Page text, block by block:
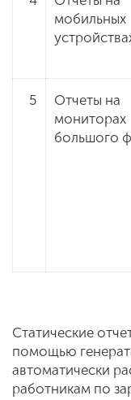
мобильных
5
Отчеты на
мониторах
большого
Статические
помощью
автоматически
работникам по